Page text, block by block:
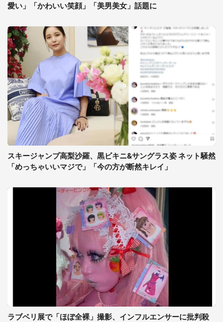
愛い」「かわいい笑顔」「美男美女」話題に
スキージャンプ高梨沙羅、黒ビキニ&サングラス姿 ネット騒然
「めっちゃいいマジで」「今の方が断然キレイ」
ラブベリ展で「ほぼ全裸」撮影、インフルエンサーに批判殺